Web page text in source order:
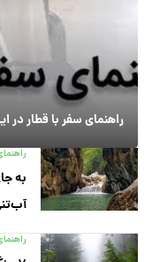
راهنمای سفر با قطار در
به